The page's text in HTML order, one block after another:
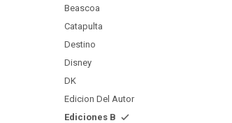
Beascoa
Catapulta
Destino
Disney
DK
Edicion Del Autor
Ediciones B